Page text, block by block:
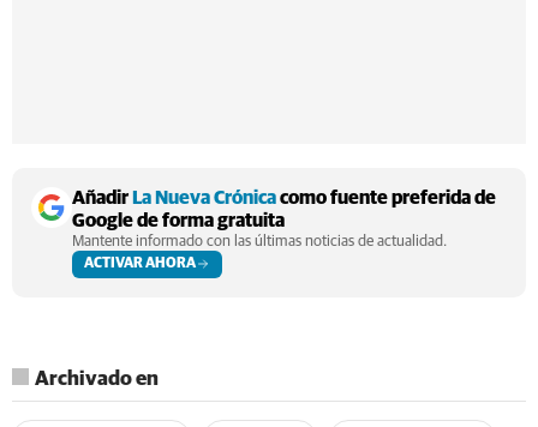
Añadir La Nueva Crónicacomo fuente preferida de
Google de forma gratuita
Mantente informado con las últimas noticias de actualidad.
ACTIVAR AHORA
Archivado en